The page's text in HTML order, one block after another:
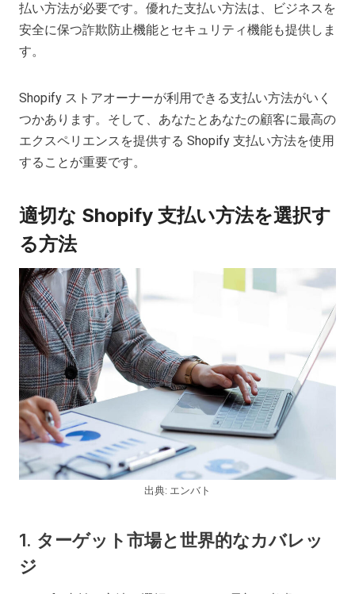
払い方法が必要です。優れた支払い方法は、ビジネスを
安全に保つ詐欺防止機能とセキュリティ機能も提供しま
す。
Shopify ストアオーナーが利用できる支払い方法がいく
つかあります。そして、あなたとあなたの顧客に最高の
エクスペリエンスを提供する Shopify 支払い方法を使用
することが重要です。
適切な Shopify 支払い方法を選択す
る方法
出典: エンバト
1. ターゲット市場と世界的なカバレッ
ジ